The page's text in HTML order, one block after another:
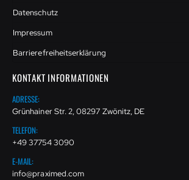
Datenschutz
Impressum
Barrierefreiheitserklärung
KONTAKT INFORMATIONEN
ADRESSE:
Grünhainer Str. 2, 08297 Zwönitz, DE
TELEFON:
+49 37754 3090
E-MAIL:
info@praximed.com